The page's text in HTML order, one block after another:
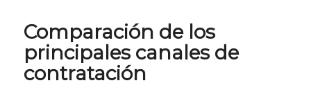
Comparación de los
principales canales de
contratación